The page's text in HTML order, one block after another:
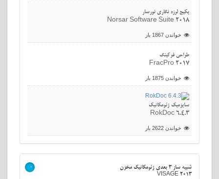
پکیج لرزه نگاری نورسار
Norsar Software Suite 2018
خواندن 1867 بار
طراحی فرکینگ
FracPro 2017
خواندن 1875 بار
سایزمیک ژئومکانیک
RokDoc 6.4.3
خواندن 2622 بار
شبیه ساز 3 بعدی ژئومکانیک مخزن
VISAGE 2013
>